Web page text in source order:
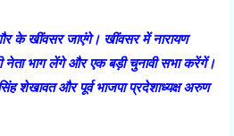
के खींवसर जाएंगे। खींवसर में नारायण
नेता भाग लेंगे और एक बड़ी चुनावी सभा करेंगें।
शेखावत और पूर्व भाजपा प्रदेशाध्यक्ष अरुण